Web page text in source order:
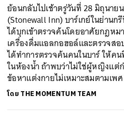
ย้อนกลับไปเช้าตรู่วันที่ 28 มิถุนา
(Stonewall Inn) บาร์เกย์ในย่านก
ได้บุกเข้าตรวจค้นโดยอาศัยกฎหม
เครื่องดื่มแอลกอฮอล์และตรวจส
ได้ทำการตรวจค้นคนในบาร์ ให้ค
ในห้องน้ำ ถ้าพบว่าไม่ใช่ผู้หญิงแต่
ข้อหาแต่งกายไม่เหมาะสมตามเพศ
โดย THE MOMENTUM TEAM